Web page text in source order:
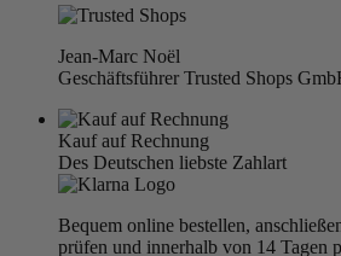
Jean-Marc Noël
Geschäftsführer Trusted Shops
Kauf auf Rechnung
Des Deutschen liebste Zahlart
Bequem online bestellen,
prüfen und innerhalb von 14 Tagen